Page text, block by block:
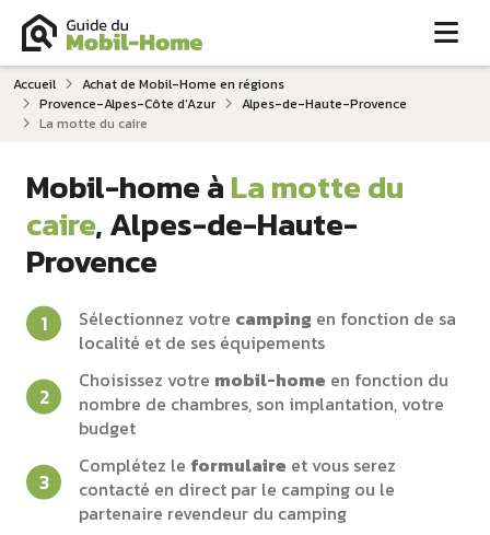
Accueil
Achat de Mobil-Home en régions
Provence-Alpes-Côte d‘Azur
Alpes-de-Haute-Provence
La motte du caire
Mobil-home àLa motte du
caire, Alpes-de-Haute-
Provence
Sélectionnez votre camping en fonction de sa
localité et de ses équipements
Choisissez votre mobil-home en fonction du
nombre de chambres, son implantation, votre
budget
Complétez le formulaire et vous serez
contacté en direct par le camping ou le
partenaire revendeur du camping